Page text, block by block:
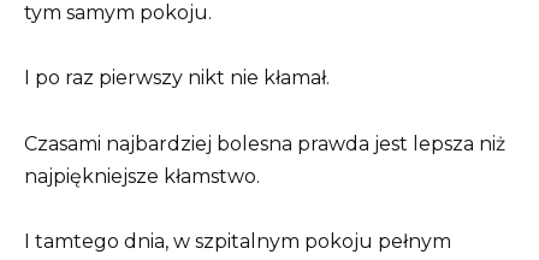
tym samym pokoju.
I po raz pierwszy nikt nie kłamał.
Czasami najbardziej bolesna prawda jest lepsza niż
najpiękniejsze kłamstwo.
I tamtego dnia, w szpitalnym pokoju pełnym